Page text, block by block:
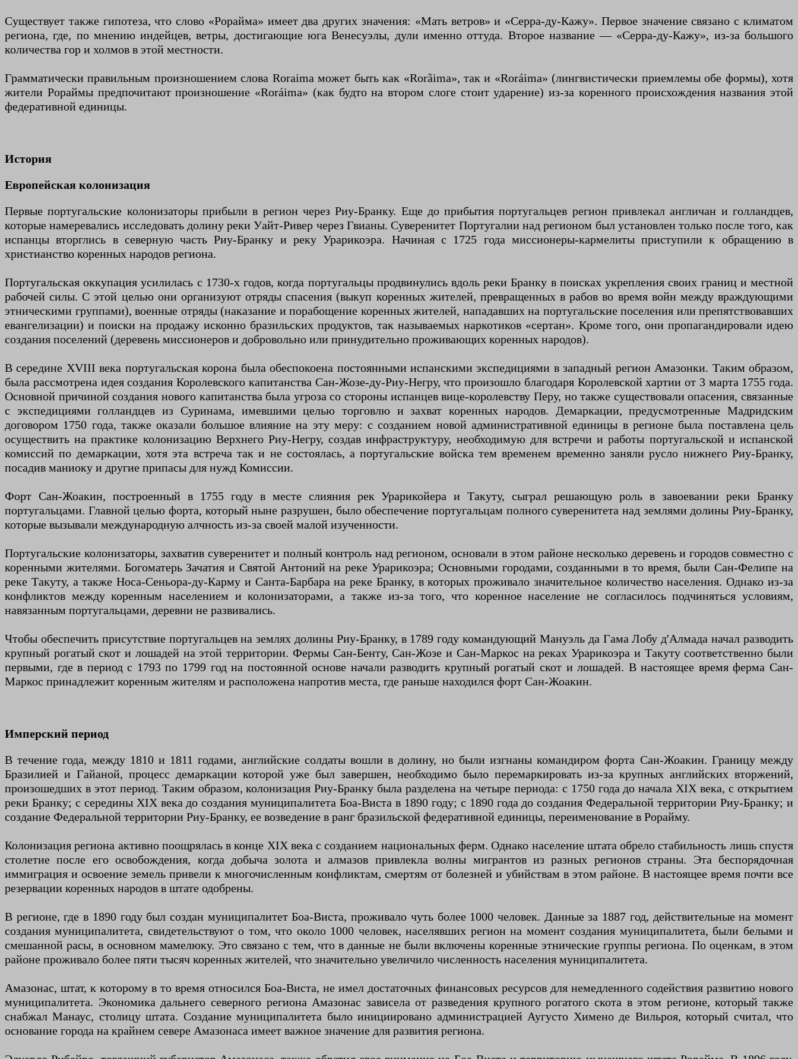
Существует также гипотеза, что слово «Рорайма» имеет два других значения: «Мать ветров» и «Серра-ду-Кажу». Первое значение связано с климатом
региона, где, по мнению индейцев, ветры, достигающие юга Венесуэлы, дули именно оттуда. Второе название — «Серра-ду-Кажу», из-за большого
количества гор и холмов в этой местности.
Грамматически правильным произношением слова Roraima может быть как «Rorãima», так и «Roráima» (лингвистически приемлемы обе формы), хотя
жители Рораймы предпочитают произношение «Roráima» (как будто на втором слоге стоит ударение) из-за коренного происхождения названия этой
федеративной единицы.
История
Европейская колонизация
Первые португальские колонизаторы прибыли в регион через Риу-Бранку. Еще до прибытия португальцев регион привлекал англичан и голландцев,
которые намеревались исследовать долину реки Уайт-Ривер через Гвианы. Суверенитет Португалии над регионом был установлен только после того, как
испанцы вторглись в северную часть Риу-Бранку и реку Урарикоэра. Начиная с 1725 года миссионеры-кармелиты приступили к обращению в
христианство коренных народов региона.
Португальская оккупация усилилась с 1730-х годов, когда португальцы продвинулись вдоль реки Бранку в поисках укрепления своих границ и местной
рабочей силы. С этой целью они организуют отряды спасения (выкуп коренных жителей, превращенных в рабов во время войн между враждующими
этническими группами), военные отряды (наказание и порабощение коренных жителей, нападавших на португальские поселения или препятствовавших
евангелизации) и поиски на продажу исконно бразильских продуктов, так называемых наркотиков «сертан». Кроме того, они пропагандировали идею
создания поселений (деревень миссионеров и добровольно или принудительно проживающих коренных народов).
В середине XVIII века португальская корона была обеспокоена постоянными испанскими экспедициями в западный регион Амазонки. Таким образом,
была рассмотрена идея создания Королевского капитанства Сан-Жозе-ду-Риу-Негру, что произошло благодаря Королевской хартии от 3 марта 1755 года.
Основной причиной создания нового капитанства была угроза со стороны испанцев вице-королевству Перу, но также существовали опасения, связанные
с экспедициями голландцев из Суринама, имевшими целью торговлю и захват коренных народов. Демаркации, предусмотренные Мадридским
договором 1750 года, также оказали большое влияние на эту меру: с созданием новой административной единицы в регионе была поставлена ​​цель
осуществить на практике колонизацию Верхнего Риу-Негру, создав инфраструктуру, необходимую для встречи и работы португальской и испанской
комиссий по демаркации, хотя эта встреча так и не состоялась, а португальские войска тем временем временно заняли русло нижнего Риу-Бранку,
посадив маниоку и другие припасы для нужд Комиссии.
Форт Сан-Жоакин, построенный в 1755 году в месте слияния рек Урарикойера и Такуту, сыграл решающую роль в завоевании реки Бранку
португальцами. Главной целью форта, который ныне разрушен, было обеспечение португальцам полного суверенитета над землями долины Риу-Бранку,
которые вызывали международную алчность из-за своей малой изученности.
Португальские колонизаторы, захватив суверенитет и полный контроль над регионом, основали в этом районе несколько деревень и городов совместно с
коренными жителями. Богоматерь Зачатия и Святой Антоний на реке Урарикоэра; Основными городами, созданными в то время, были Сан-Фелипе на
реке Такуту, а также Носа-Сеньора-ду-Карму и Санта-Барбара на реке Бранку, в которых проживало значительное количество населения. Однако из-за
конфликтов между коренным населением и колонизаторами, а также из-за того, что коренное население не согласилось подчиняться условиям,
навязанным португальцами, деревни не развивались.
Чтобы обеспечить присутствие португальцев на землях долины Риу-Бранку, в 1789 году командующий Мануэль да Гама Лобу д'Алмада начал разводить
крупный рогатый скот и лошадей на этой территории. Фермы Сан-Бенту, Сан-Жозе и Сан-Маркос на реках Урарикоэра и Такуту соответственно были
первыми, где в период с 1793 по 1799 год на постоянной основе начали разводить крупный рогатый скот и лошадей. В настоящее время ферма Сан-
Маркос принадлежит коренным жителям и расположена напротив места, где раньше находился форт Сан-Жоакин.
Имперский период
В течение года, между 1810 и 1811 годами, английские солдаты вошли в долину, но были изгнаны командиром форта Сан-Жоакин. Границу между
Бразилией и Гайаной, процесс демаркации которой уже был завершен, необходимо было перемаркировать из-за крупных английских вторжений,
произошедших в этот период. Таким образом, колонизация Риу-Бранку была разделена на четыре периода: с 1750 года до начала XIX века, с открытием
реки Бранку; с середины XIX века до создания муниципалитета Боа-Виста в 1890 году; с 1890 года до создания Федеральной территории Риу-Бранку; и
создание Федеральной территории Риу-Бранку, ее возведение в ранг бразильской федеративной единицы, переименование в Рорайму.
Колонизация региона активно поощрялась в конце XIX века с созданием национальных ферм. Однако население штата обрело стабильность лишь спустя
столетие после его освобождения, когда добыча золота и алмазов привлекла волны мигрантов из разных регионов страны. Эта беспорядочная
иммиграция и освоение земель привели к многочисленным конфликтам, смертям от болезней и убийствам в этом районе. В настоящее время почти все
резервации коренных народов в штате одобрены.
В регионе, где в 1890 году был создан муниципалитет Боа-Виста, проживало чуть более 1000 человек. Данные за 1887 год, действительные на момент
создания муниципалитета, свидетельствуют о том, что около 1000 человек, населявших регион на момент создания муниципалитета, были белыми и
смешанной расы, в основном мамелюку. Это связано с тем, что в данные не были включены коренные этнические группы региона. По оценкам, в этом
районе проживало более пяти тысяч коренных жителей, что значительно увеличило численность населения муниципалитета.
Амазонас, штат, к которому в то время относился Боа-Виста, не имел достаточных финансовых ресурсов для немедленного содействия развитию нового
муниципалитета. Экономика дальнего северного региона Амазонас зависела от разведения крупного рогатого скота в этом регионе, который также
снабжал Манаус, столицу штата. Создание муниципалитета было инициировано администрацией Аугусто Химено де Вильроя, который считал, что
основание города на крайнем севере Амазонаса имеет важное значение для развития региона.